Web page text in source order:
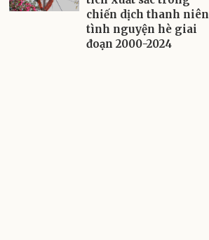
chiến dịch thanh niên
tình nguyện hè giai
đoạn 2000-2024